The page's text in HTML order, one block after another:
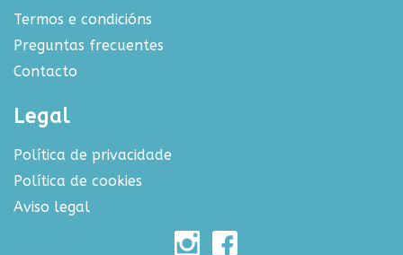
Termos e condicións
Preguntas frecuentes
Contacto
Legal
Política de privacidade
Política de cookies
Aviso legal